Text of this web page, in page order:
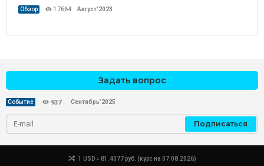
Обзор 17664 Август’2023
Задать вопрос
Событие 937 Сентябрь’2025
Подписаться
1 USD = 81.4077 руб. (курс на 07.08.2026)